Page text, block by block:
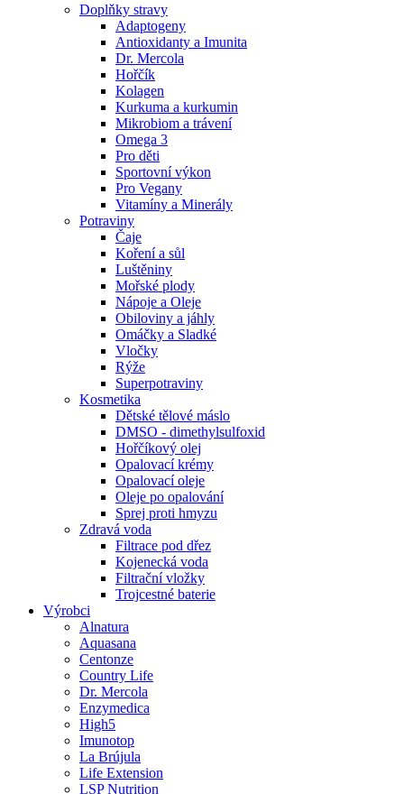
Doplňky stravy
Adaptogeny
Antioxidanty a Imunita
Dr. Mercola
Hořčík
Kolagen
Kurkuma a kurkumin
Mikrobiom a trávení
Omega 3
Pro děti
Sportovní výkon
Pro Vegany
Vitamíny a Minerály
Potraviny
Čaje
Koření a sůl
Luštěniny
Mořské plody
Nápoje a Oleje
Obiloviny a jáhly
Omáčky a Sladké
Vločky
Rýže
Superpotraviny
Kosmetika
Dětské tělové máslo
DMSO - dimethylsulfoxid
Hořčíkový olej
Opalovací krémy
Opalovací oleje
Oleje po opalování
Sprej proti hmyzu
Zdravá voda
Filtrace pod dřez
Kojenecká voda
Filtrační vložky
Trojcestné baterie
Výrobci
Alnatura
Aquasana
Centonze
Country Life
Dr. Mercola
Enzymedica
High5
Imunotop
La Brújula
Life Extension
LSP Nutrition